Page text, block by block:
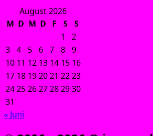
August 2026
M D M D F S
S
1
2
3 4 5 6 7 8 9
10 11 12 13 14 15 16
17 18 192021 2223
24252627282930
31
« Juni